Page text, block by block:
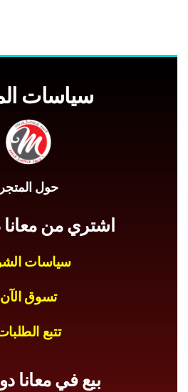
سياسات
حول المتجر
اشتري من
سياسات
تسوق الآن
تتبع
بيع في معانا